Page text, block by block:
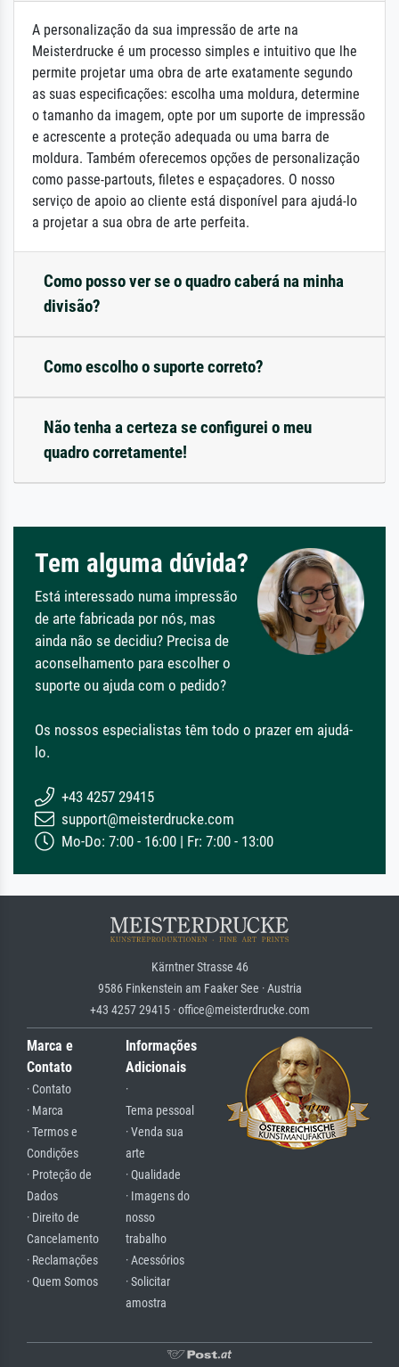
A personalização da sua impressão de arte na
Meisterdrucke é um processo simples e intuitivo que lhe
permite projetar uma obra de arte exatamente segundo
as suas especificações: escolha uma moldura, determine
o tamanho da imagem, opte por um suporte de impressão
e acrescente a proteção adequada ou uma barra de
moldura. Também oferecemos opções de personalização
como passe-partouts, filetes e espaçadores. O nosso
serviço de apoio ao cliente está disponível para ajudá-lo
a projetar a sua obra de arte perfeita.
Como posso ver se o quadro caberá na minha
divisão?
Como escolho o suporte correto?
Não tenha a certeza se configurei o meu
quadro corretamente!
Tem alguma dúvida?
Está interessado numa impressão
de arte fabricada por nós, mas
ainda não se decidiu? Precisa de
aconselhamento para escolher o
suporte ou ajuda com o pedido?
Os nossos especialistas têm todo o prazer em ajudá-
lo.
+43 4257 29415
support@meisterdrucke.com
Mo-Do: 7:00 - 16:00 | Fr: 7:00 - 13:00
Kärntner Strasse 46
9586 Finkenstein am Faaker See · Austria
+43 4257 29415 · office@meisterdrucke.com
Marca e
Contato
· Contato
· Marca
· Termos e
Condições
· Proteção de
Dados
· Direito de
Cancelamento
· Reclamações
· Quem Somos
Informações
Adicionais
·
Tema pessoal
· Venda sua
arte
· Qualidade
· Imagens do
nosso
trabalho
· Acessórios
· Solicitar
amostra